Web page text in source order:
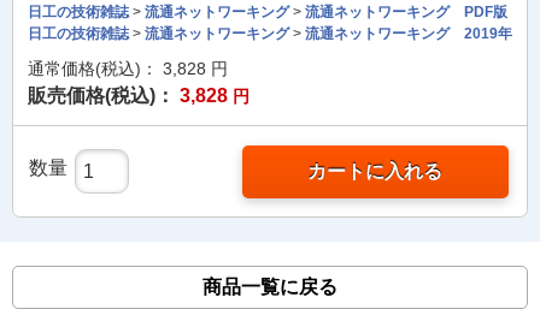
日工の技術雑誌> 流通ネットワーキング> 流通ネットワーキング PDF版
日工の技術雑誌> 流通ネットワーキング> 流通ネットワーキング 2019年
通常価格(税込)： 3,828 円
販売価格(税込)： 3,828 円
数量 カートに入れる
商品一覧に戻る